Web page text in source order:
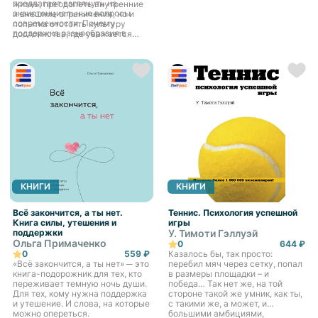
предлагает взглянуть на
экзистенциальные вопросы
современности. Почему
поддержка разнообразия в
перейти от конфликтов к
сотрудничеству? Почему часто
страх потери смысла жизни
может быть сильнее страха
смерти? Как раскрыть свой
потенциал – и как помочь
раскрыть его другим?
жизнь, преодолеть внутренние
и внешние ограничения, но и
попытка отстоять культуру
достоинства, где уважается
человека. Эта книга для тех, кто
готов менять себя и мир вокруг
через понимание и принятие
неповторимости каждого
человека. Автор верит, что
человечество рано или поздно
культуре достоинства,
смысловыми опорами которой
являются ценность жизни
каждого и право личности на
независимый выбор своей
судьбы.
КНИГИ
Всё закончится, а ты нет.
Книга силы, утешения и
поддержки
Ольга Примаченко
0
559 ₽
«Всё закончится, а ты нет» ─ это
книга-подорожник для тех, кто
переживает темную ночь души.
Для тех, кому нужна поддержка
и утешение. И слова, на которые
можно опереться.
КНИГИ
Теннис. Психология успешной
игры
У. Тимоти Гэллуэй
0
644 ₽
Казалось бы, так просто:
перебил мяч через сетку, попал
в размеры площадки – и
победа… Так нет же, на той
стороне такой же умник, как ты,
с такими же, а может, и
большими амбициями,